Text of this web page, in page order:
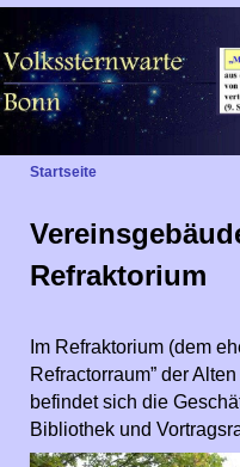
Startseite
Refraktorium
Im Refraktorium (dem
Refractorraum” der
befindet sich die
Bibliothek und